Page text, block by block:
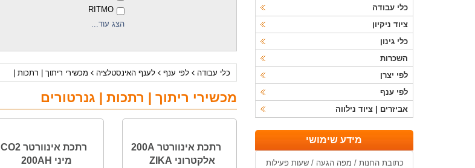
RITMO
הצג עוד...
כלי עבודה לפי ענף לענף האינסטלציה
מכשירי ריתוך | רתכות |
מכשירי ריתוך | רתכות | גנרטורים
רתכת אינוורטר 200A
אלקטרוני ZIKA
רתכת אינוורטר CO2
מיני 200AH
כלי עבודה
ציוד ניקיון
כלי גינון
השכרות
לפי יצרן
לפי ענף
אביזרים | ציוד נילווה
מידע שימושי
כתובת החנות / מפה הגעה / שעות פעילות